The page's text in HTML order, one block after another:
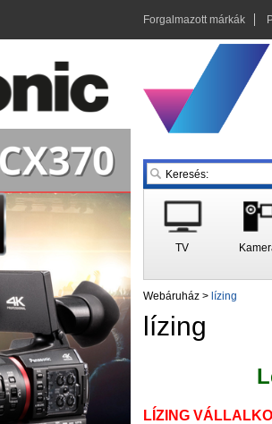
Forgalmazott márkák
TV
Webáruház > lízing
lízing
LÍZING